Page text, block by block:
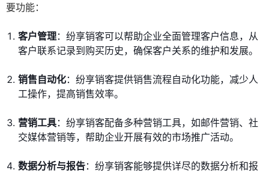
要功能：
客户管理：纷享销客可以帮助企业全面管理客户信息，从
客户联系记录到购买历史，确保客户关系的维护和发展。
销售自动化：纷享销客提供销售流程自动化功能，减少人
工操作，提高销售效率。
营销工具：纷享销客配备多种营销工具，如邮件营销、社
交媒体营销等，帮助企业开展有效的市场推广活动。
数据分析与报告：纷享销客能够提供详尽的数据分析和报